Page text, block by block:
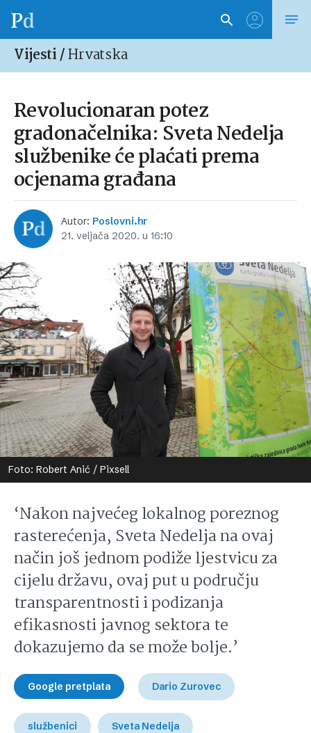
Vijesti /Hrvatska
Revolucionaran potez
gradonačelnika: Sveta Nedelja
službenike će plaćati prema
ocjenama građana
Autor: Poslovni.hr
21. veljača 2020. u 16:10
Foto: Robert Anić / Pixsell
‘Nakon najvećeg lokalnog poreznog
rasterećenja, Sveta Nedelja na ovaj
način još jednom podiže ljestvicu za
cijelu državu, ovaj put u području
transparentnosti i podizanja
efikasnosti javnog sektora te
dokazujemo da se može bolje.’
Google pretplata Dario Zurovec
službenici Sveta Nedelja